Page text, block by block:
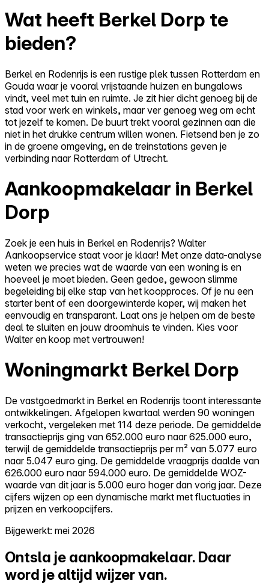
Wat heeft Berkel Dorp te
bieden?
Berkel en Rodenrijs is een rustige plek tussen Rotterdam en
Gouda waar je vooral vrijstaande huizen en bungalows
vindt, veel met tuin en ruimte. Je zit hier dicht genoeg bij de
stad voor werk en winkels, maar ver genoeg weg om echt
tot jezelf te komen. De buurt trekt vooral gezinnen aan die
niet in het drukke centrum willen wonen. Fietsend ben je zo
in de groene omgeving, en de treinstations geven je
verbinding naar Rotterdam of Utrecht.
Aankoopmakelaar in Berkel
Dorp
Zoek je een huis in Berkel en Rodenrijs? Walter
Aankoopservice staat voor je klaar! Met onze data-analyse
weten we precies wat de waarde van een woning is en
hoeveel je moet bieden. Geen gedoe, gewoon slimme
begeleiding bij elke stap van het koopproces. Of je nu een
starter bent of een doorgewinterde koper, wij maken het
eenvoudig en transparant. Laat ons je helpen om de beste
deal te sluiten en jouw droomhuis te vinden. Kies voor
Walter en koop met vertrouwen!
Woningmarkt Berkel Dorp
De vastgoedmarkt in Berkel en Rodenrijs toont interessante
ontwikkelingen. Afgelopen kwartaal werden 90 woningen
verkocht, vergeleken met 114 deze periode. De gemiddelde
transactieprijs ging van 652.000 euro naar 625.000 euro,
terwijl de gemiddelde transactieprijs per m² van 5.077 euro
naar 5.047 euro ging. De gemiddelde vraagprijs daalde van
626.000 euro naar 594.000 euro. De gemiddelde WOZ-
waarde van dit jaar is 5.000 euro hoger dan vorig jaar. Deze
cijfers wijzen op een dynamische markt met fluctuaties in
prijzen en verkoopcijfers.
Bijgewerkt: mei 2026
Ontsla je aankoopmakelaar. Daar
word je altijd wijzer van.